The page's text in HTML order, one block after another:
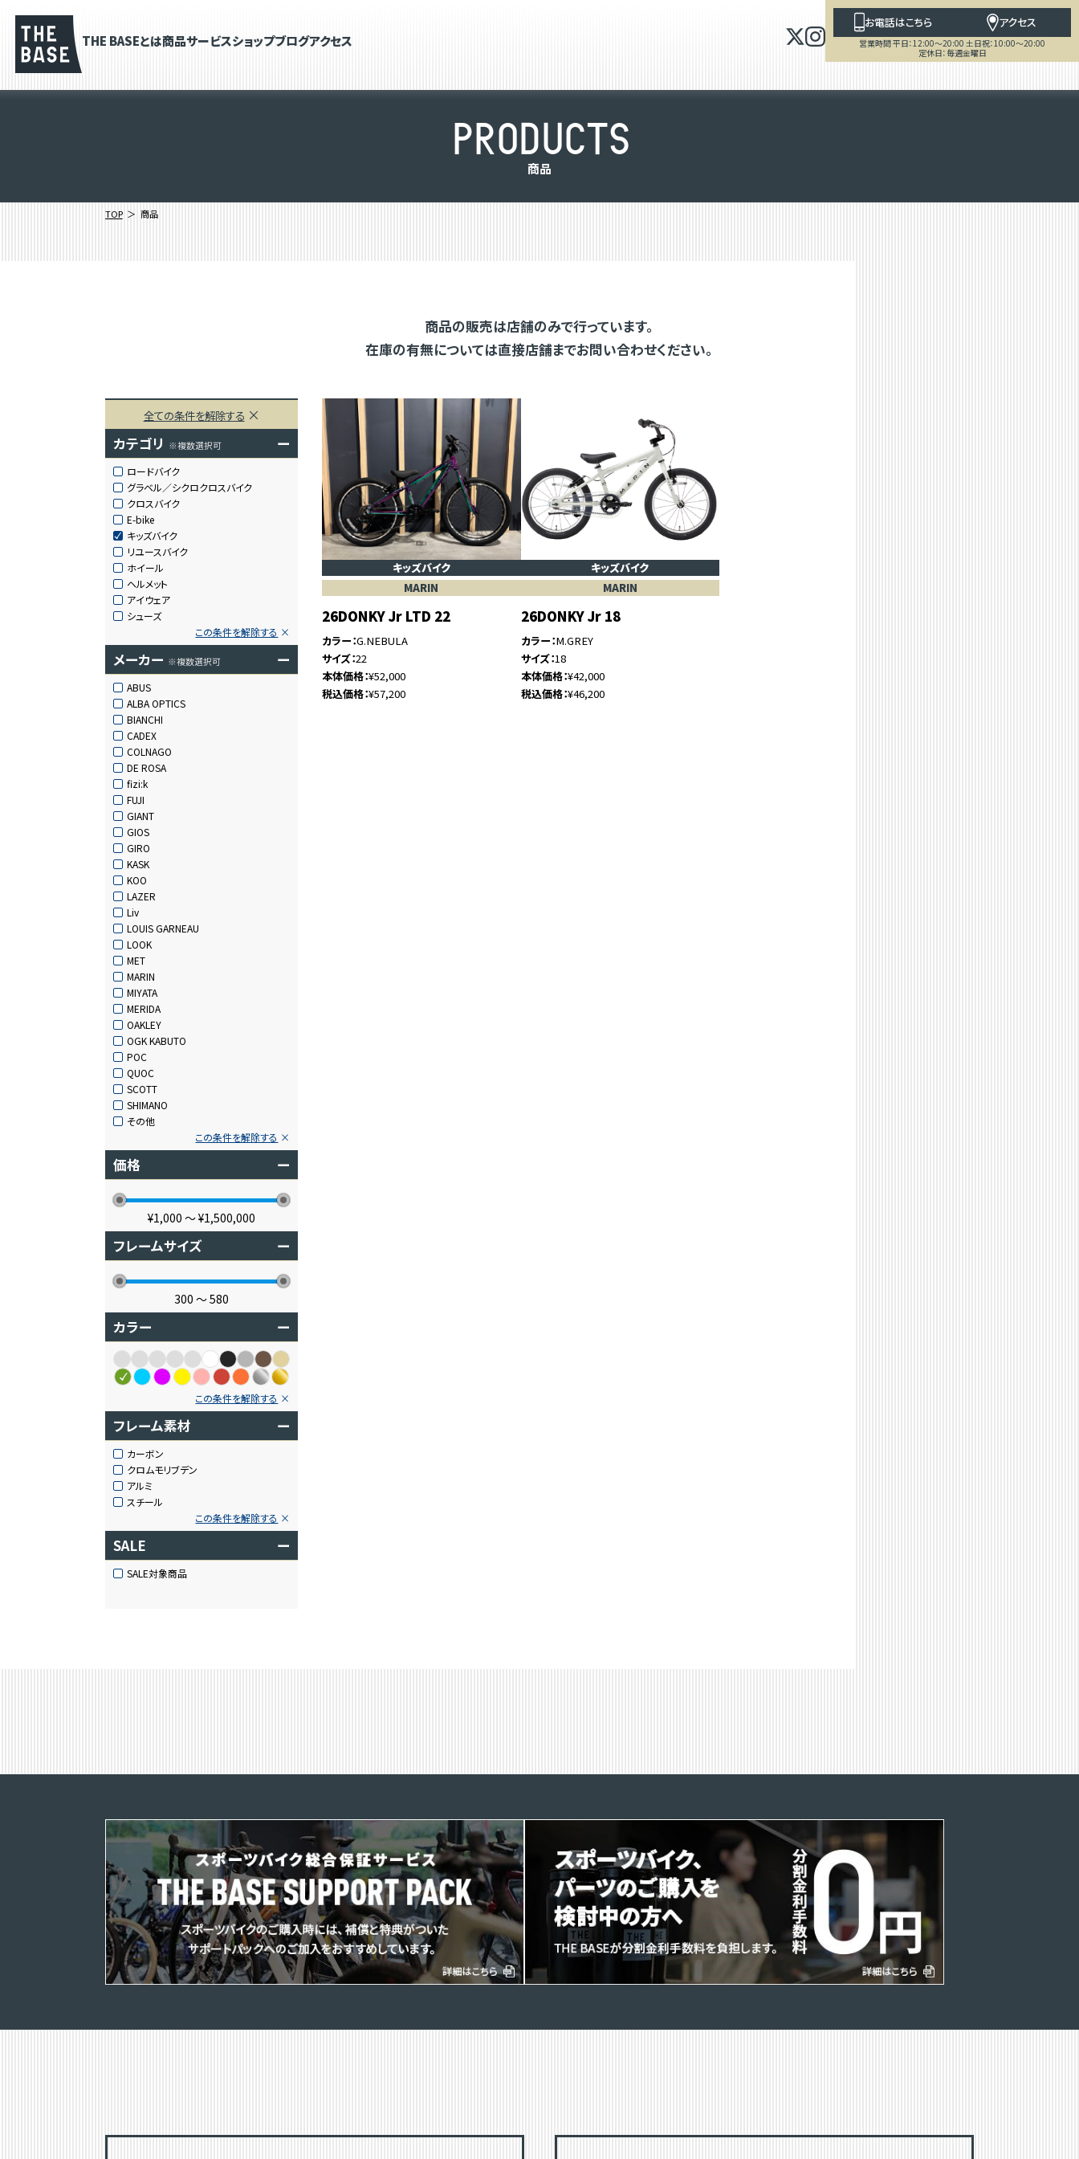
THE BASEとは商品サービスショップブログアクセス
お電話はこちら アクセス
営業時間 平日：12:00～20:00 土日祝：10:00～20:00
定休日：毎週金曜日
PRODUCTS
商品
TOP 商品
商品の販売は店舗のみで行っています。
在庫の有無については直接店舗までお問い合わせください。
全ての条件を解除する
カテゴリ ※複数選択可 ー
ロードバイク
グラベル／シクロクロスバイク
クロスバイク
E-bike
キッズバイク
リユースバイク
ホイール
ヘルメット
アイウェア
シューズ
この条件を解除する
メーカー ※複数選択可 ー
ABUS
ALBA OPTICS
BIANCHI
CADEX
COLNAGO
DE ROSA
fizi:k
FUJI
GIANT
GIOS
GIRO
KASK
KOO
LAZER
Liv
LOUIS GARNEAU
LOOK
MET
MARIN
MIYATA
MERIDA
OAKLEY
OGK KABUTO
POC
QUOC
SCOTT
SHIMANO
その他
この条件を解除する
価格 ー
¥1,000 〜¥1,500,000
フレームサイズ ー
300 〜580
カラー ー
この条件を解除する
フレーム素材 ー
カーボン
クロムモリブデン
アルミ
スチール
この条件を解除する
SALE ー
SALE対象商品
キッズバイク
MARIN
26DONKY Jr LTD 22
カラー G.NEBULA
サイズ 22
本体価格 ¥52,000
税込価格 ¥57,200
キッズバイク
MARIN
26DONKY Jr 18
カラー M.GREY
サイズ 18
本体価格 ¥42,000
税込価格 ¥46,200